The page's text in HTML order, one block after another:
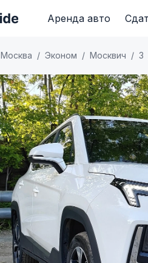
Аренда авто
Москва Эконом Москвич 3